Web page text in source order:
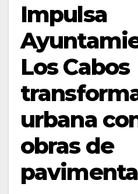
Impulsa
Los Cabos
urbana
obras de